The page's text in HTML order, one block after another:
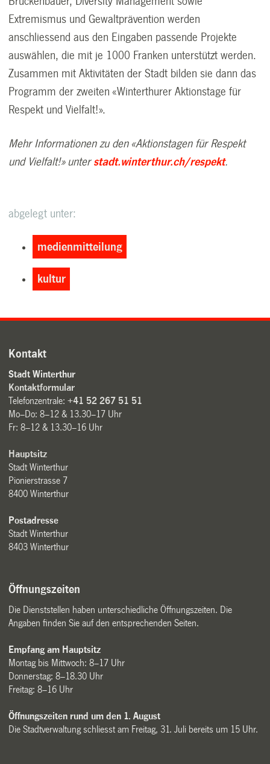
Extremismus und Gewaltprävention werden
anschliessend aus den Eingaben passende Projekte
auswählen, die mit je 1000 Franken unterstützt werden.
Zusammen mit Aktivitäten der Stadt bilden sie dann das
Programm der zweiten «Winterthurer Aktionstage für
Respekt und Vielfalt!».
Mehr Informationen zu den «Aktionstagen für Respekt
und Vielfalt!» unter stadt.winterthur.ch/respekt.
abgelegt unter:
medienmitteilung
kultur
Kontakt
Stadt Winterthur
Kontaktformular
Telefonzentrale:+41 52 267 51 51
Mo–Do: 8–12 & 13.30–17 Uhr
Fr: 8–12 & 13.30–16 Uhr
Hauptsitz
Stadt Winterthur
Pionierstrasse 7
8400 Winterthur
Postadresse
Stadt Winterthur
8403 Winterthur
Öffnungszeiten
Die Dienststellen haben unterschiedliche Öffnungszeiten. Die
Angaben finden Sie auf den entsprechenden Seiten.
Empfang am Hauptsitz
Montag bis Mittwoch: 8–17 Uhr
Donnerstag: 8–18.30 Uhr
Freitag: 8–16 Uhr
Öffnungszeiten rund um den 1. August
Die Stadtverwaltung schliesst am Freitag, 31. Juli bereits um 15 Uhr.